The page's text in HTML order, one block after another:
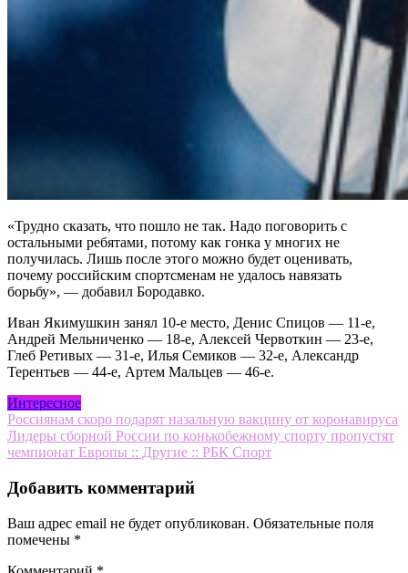
«Трудно сказать, что пошло не так. Надо поговорить с
остальными ребятами, потому как гонка у многих не
получилась. Лишь после этого можно будет оценивать,
почему российским спортсменам не удалось навязать
борьбу», — добавил Бородавко.
Иван Якимушкин занял 10-е место, Денис Спицов — 11-е,
Андрей Мельниченко — 18-е, Алексей Червоткин — 23-е,
Глеб Ретивых — 31-е, Илья Семиков — 32-е, Александр
Терентьев — 44-е, Артем Мальцев — 46-е.
Интересное
Навигация
по
Россиянам скоро подарят назальную вакцину от коронавируса
Лидеры сборной России по конькобежному спорту пропустят
чемпионат Европы :: Другие :: РБК Спорт
Добавить комментарий
Ваш адрес email не будет опубликован. Обязательные поля
помечены *